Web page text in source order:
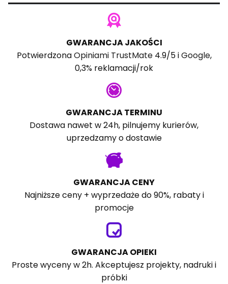
GWARANCJA JAKOŚCI
PotwierdzonaOpiniami TrustMate4.9/5 iGoogle,
0,3% reklamacji/rok
GWARANCJA TERMINU
Dostawa nawet w 24h, pilnujemy kurierów,
uprzedzamy o dostawie
GWARANCJA CENY
Najniższe ceny + wyprzedaże do 90%, rabaty i
promocje
GWARANCJA OPIEKI
Proste wyceny w 2h. Akceptujesz projekty, nadruki i
próbki